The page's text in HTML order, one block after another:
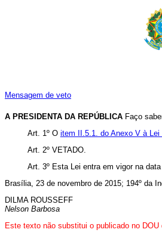
Mensagem de veto
A PRESIDENTA DA REPÚBLICA Faço
Art. 1º O item II.5.1. do Anexo V à Lei
Art. 2º VETADO.
Art. 3º Esta Lei entra em vigor na
Brasília, 23 de novembro de 2015; 194º da
DILMA ROUSSEFF
Nelson Barbosa
Este texto não substitui o publicado no DOU